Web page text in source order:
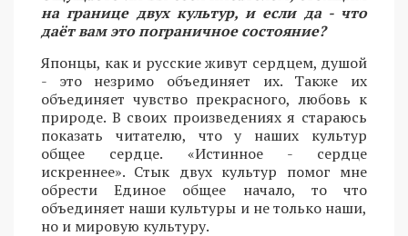
на границе двух культур, и если да - что
даёт вам это пограничное состояние?
Японцы, как и русские живут сердцем, душой
- это незримо объединяет их. Также их
объединяет чувство прекрасного, любовь к
природе. В своих произведениях я стараюсь
показать читателю, что у наших культур
общее сердце. «Истинное - сердце
искреннее». Стык двух культур помог мне
обрести Единое общее начало, то что
объединяет наши культуры и не только наши,
но и мировую культуру.